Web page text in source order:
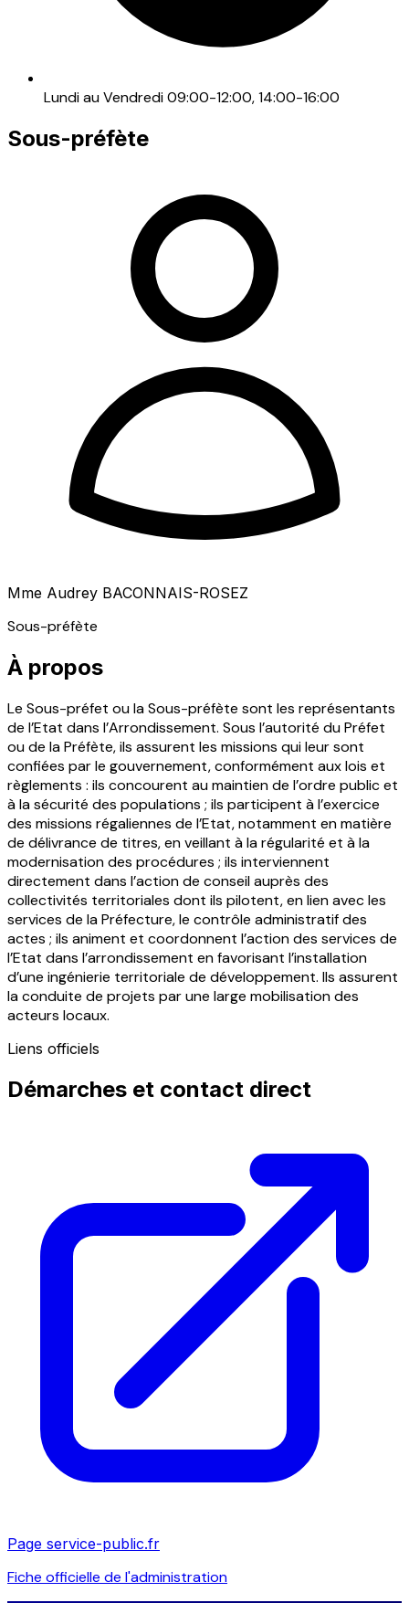
Lundi au Vendredi 09:00-12:00, 14:00-16:00
Sous-préfète
Mme Audrey BACONNAIS-ROSEZ
Sous-préfète
À propos
Le Sous-préfet ou la Sous-préfète sont les représentants
de l’Etat dans l’Arrondissement. Sous l’autorité du Préfet
ou de la Préfète, ils assurent les missions qui leur sont
confiées par le gouvernement, conformément aux lois et
règlements : ils concourent au maintien de l’ordre public et
à la sécurité des populations ; ils participent à l’exercice
des missions régaliennes de l’Etat, notamment en matière
de délivrance de titres, en veillant à la régularité et à la
modernisation des procédures ; ils interviennent
directement dans l’action de conseil auprès des
collectivités territoriales dont ils pilotent, en lien avec les
services de la Préfecture, le contrôle administratif des
actes ; ils animent et coordonnent l’action des services de
l’Etat dans l’arrondissement en favorisant l’installation
d’une ingénierie territoriale de développement. Ils assurent
la conduite de projets par une large mobilisation des
acteurs locaux.
Liens officiels
Démarches et contact direct
Page service-public.fr
Fiche officielle de l'administration